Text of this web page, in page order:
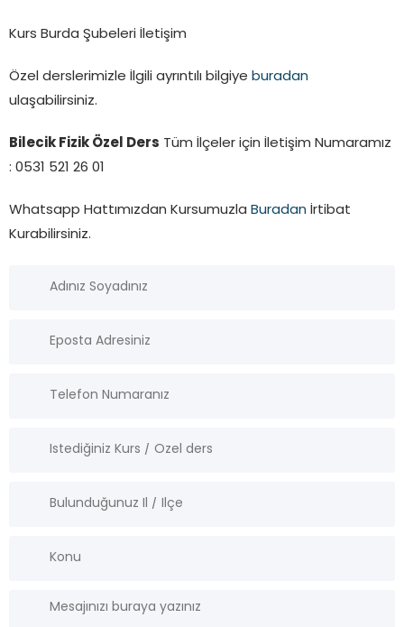
Kurs Burda Şubeleri İletişim
Özel derslerimizle İlgili ayrıntılı bilgiye buradan
ulaşabilirsiniz.
Bilecik Fizik Özel Ders Tüm İlçeler için İletişim Numaramız
: 0531 521 26 01
Whatsapp Hattımızdan Kursumuzla Buradan İrtibat
Kurabilirsiniz.